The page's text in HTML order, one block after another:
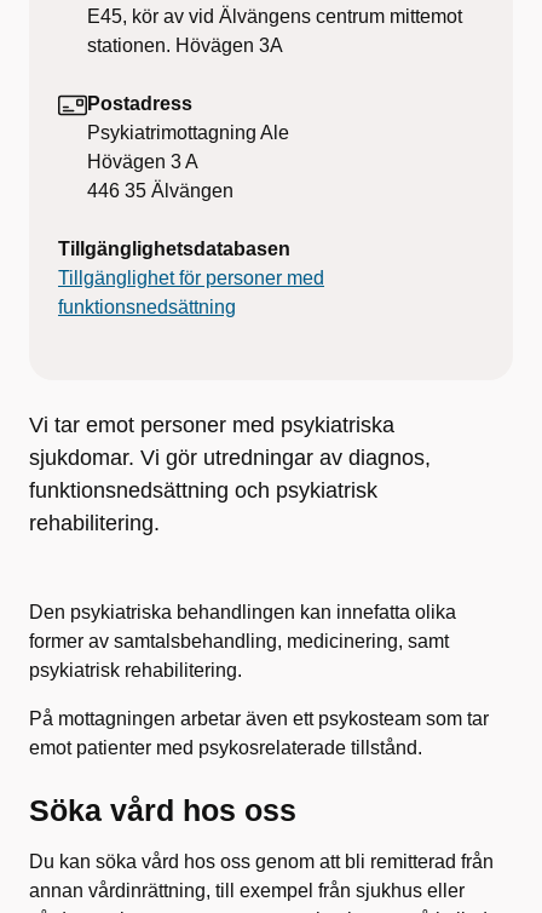
E45, kör av vid Älvängens centrum mittemot
stationen. Hövägen 3A
Postadress
Psykiatrimottagning Ale
Hövägen 3 A
446 35 Älvängen
Tillgänglighetsdatabasen
Tillgänglighet för personer med
funktionsnedsättning
Vi tar emot personer med psykiatriska
sjukdomar. Vi gör utredningar av diagnos,
funktionsnedsättning och psykiatrisk
rehabilitering.
Den psykiatriska behandlingen kan innefatta olika
former av samtalsbehandling, medicinering, samt
psykiatrisk rehabilitering.
På mottagningen arbetar även ett psykosteam som tar
emot patienter med psykosrelaterade tillstånd.
Söka vård hos oss
Du kan söka vård hos oss genom att bli remitterad från
annan vårdinrättning, till exempel från sjukhus eller